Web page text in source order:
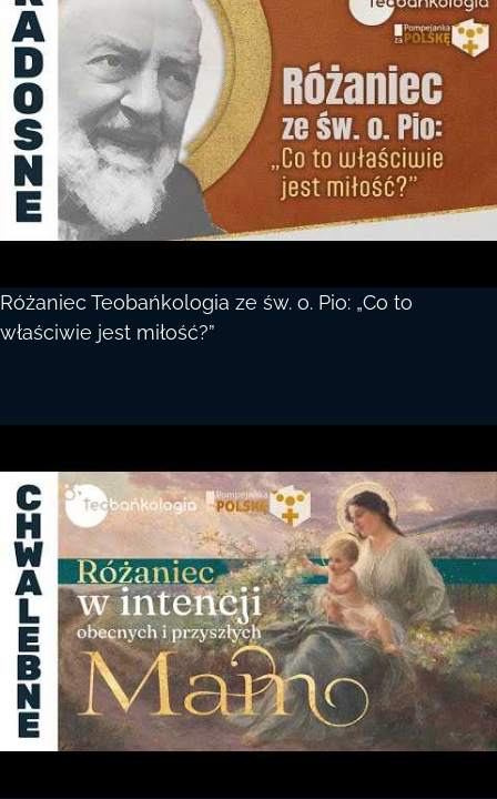
Różaniec Teobańkologia ze św. o. Pio: „Co to
właściwie jest miłość?”